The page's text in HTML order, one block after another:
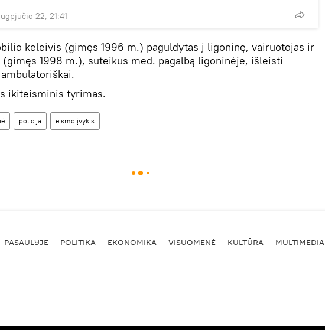
22, 21:41
keleivis (gimęs 1996 m.) paguldytas į ligoninę, vairuotojas ir
1998 m.), suteikus med. pagalbą ligoninėje, išleisti
ikiteisminis tyrimas.
policija eismo įvykis
PASAULYJE POLITIKA EKONOMIKA VISUOMENĖ KULTŪRA MULTIMEDIA